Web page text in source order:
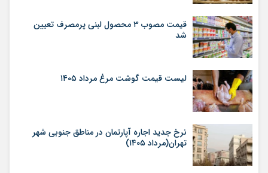
قیمت مصوب ۳ محصول لبنی پرمصرف تعیین
شد
لیست قیمت گوشت مرغ مرداد ۱۴۰۵
نرخ جدید اجاره آپارتمان در مناطق جنوبی شهر
تهران(مرداد ۱۴۰۵)